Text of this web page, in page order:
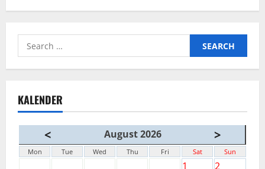
Search
for:
KALENDER
< August 2026 >
Mon Tue Wed Thu Fri Sat Sun
1
2